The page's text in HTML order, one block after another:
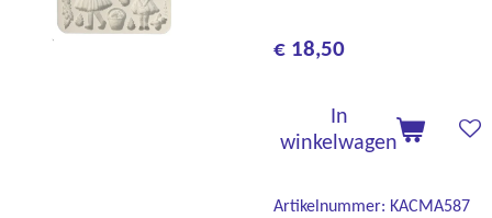
€ 18,50
In
winkelwagen
Artikelnummer: KACMA587